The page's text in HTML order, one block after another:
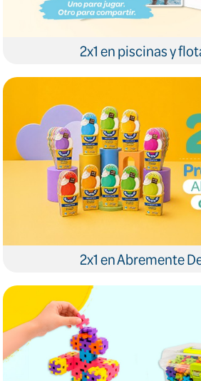
2x1 en piscinas y
2x1 en Abremente